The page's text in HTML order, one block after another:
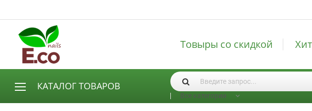
Товыры со скидкой
КАТАЛОГ ТОВАРОВ
АКСЕССУАРЫ И РАСХОДНЫЕ МАТЕРИАЛЫ
Все категории